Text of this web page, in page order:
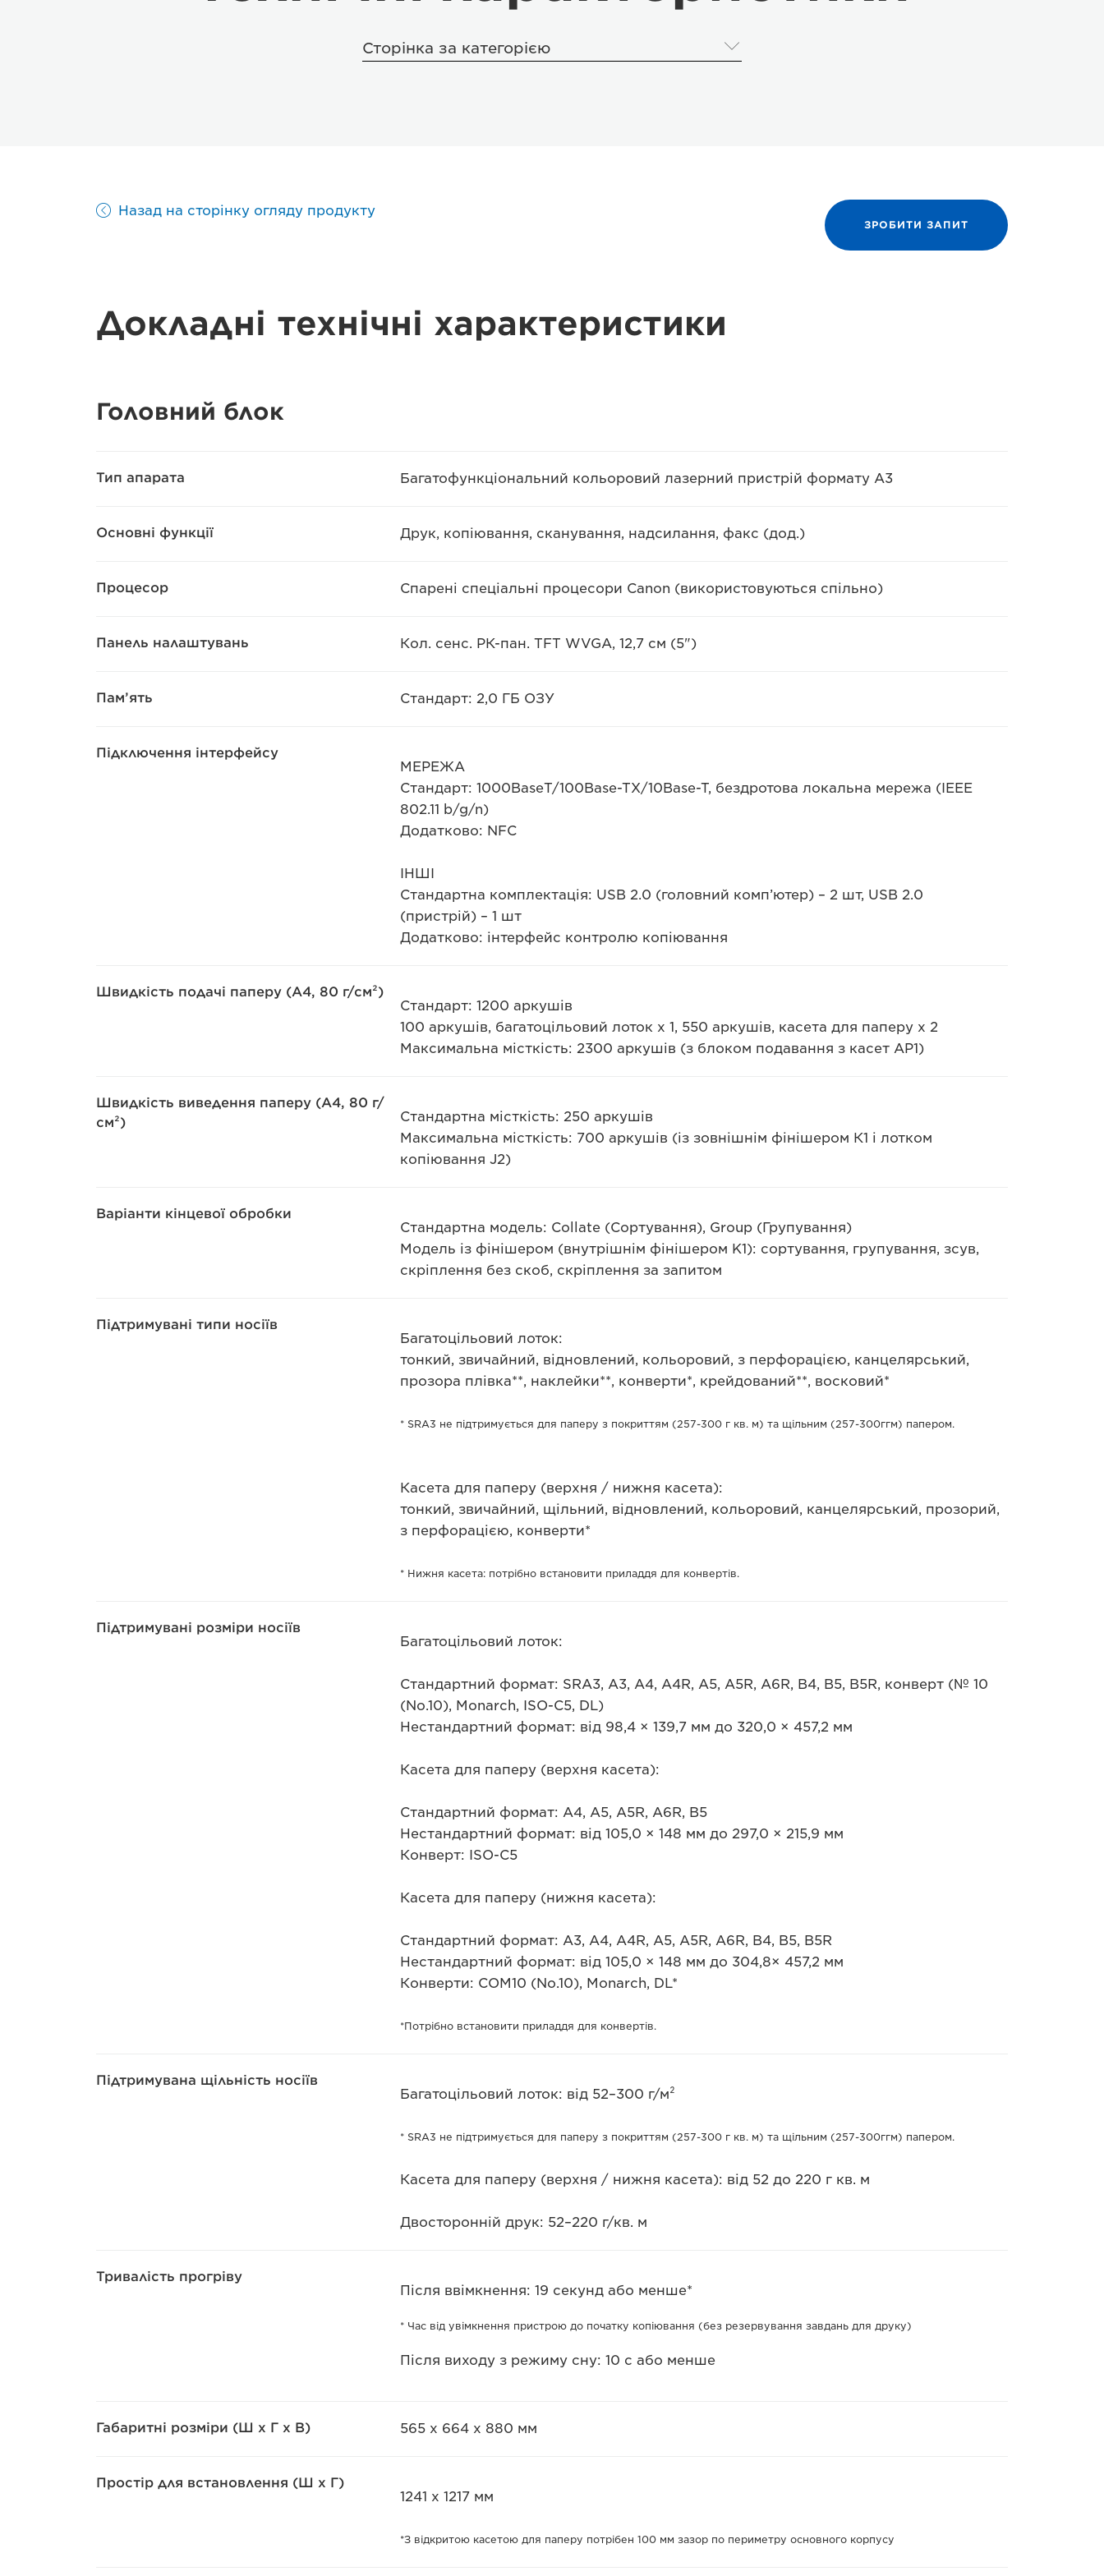
Сторінка за категорією
Назад на сторінку огляду продукту
ЗРОБИТИ ЗАПИТ
Докладні технічні характеристики
Головний блок
Тип апарата Багатофункціональний кольоровий лазерний пристрій формату A3
Основні функції Друк, копіювання, сканування, надсилання, факс (дод.)
Процесор Спарені спеціальні процесори Canon (використовуються спільно)
Панель налаштувань Кол. сенс. РК-пан. TFT WVGA, 12,7 см (5")
Пам’ять Стандарт: 2,0 ГБ ОЗУ
Підключення інтерфейсу
МЕРЕЖА
Стандарт: 1000BaseT/100Base-TX/10Base-T, бездротова локальна мережа (IEEE
802.11 b/g/n)
Додатково: NFC
ІНШІ
Стандартна комплектація: USB 2.0 (головний комп’ютер) – 2 шт, USB 2.0
(пристрій) – 1 шт
Додатково: інтерфейс контролю копіювання
Швидкість подачі паперу (A4, 80 г/см²)
Стандарт: 1200 аркушів
100 аркушів, багатоцільовий лоток х 1, 550 аркушів, касета для паперу х 2
Максимальна місткість: 2300 аркушів (з блоком подавання з касет AP1)
Швидкість виведення паперу (A4, 80 г/
см²)
Стандартна місткість: 250 аркушів
Максимальна місткість: 700 аркушів (із зовнішнім фінішером К1 і лотком
копіювання J2)
Варіанти кінцевої обробки
Стандартна модель: Collate (Сортування), Group (Групування)
Модель із фінішером (внутрішнім фінішером K1): сортування, групування, зсув,
скріплення без скоб, скріплення за запитом
Підтримувані типи носіїв
Багатоцільовий лоток:
тонкий, звичайний, відновлений, кольоровий, з перфорацією, канцелярський,
прозора плівка**, наклейки**, конверти*, крейдований**, восковий*
* SRA3 не підтримується для паперу з покриттям (257-300 г кв. м) та щільним (257-300ггм) папером.
Касета для паперу (верхня / нижня касета):
тонкий, звичайний, щільний, відновлений, кольоровий, канцелярський, прозорий,
з перфорацією, конверти*
* Нижня касета: потрібно встановити приладдя для конвертів.
Підтримувані розміри носіїв
Багатоцільовий лоток:
Стандартний формат: SRA3, A3, A4, A4R, A5, A5R, A6R, B4, B5, B5R, конверт (№ 10
(No.10), Monarch, ISO-C5, DL)
Нестандартний формат: від 98,4 × 139,7 мм до 320,0 × 457,2 мм
Касета для паперу (верхня касета):
Стандартний формат: A4, A5, A5R, A6R, B5
Нестандартний формат: від 105,0 × 148 мм до 297,0 × 215,9 мм
Конверт: ISO-C5
Касета для паперу (нижня касета):
Стандартний формат: A3, A4, A4R, A5, A5R, A6R, B4, B5, B5R
Нестандартний формат: від 105,0 × 148 мм до 304,8× 457,2 мм
Конверти: COM10 (No.10), Monarch, DL*
*Потрібно встановити приладдя для конвертів.
Підтримувана щільність носіїв
Багатоцільовий лоток: від 52–300 г/м²
* SRA3 не підтримується для паперу з покриттям (257-300 г кв. м) та щільним (257-300ггм) папером.
Касета для паперу (верхня / нижня касета): від 52 до 220 г кв. м
Двосторонній друк: 52–220 г/кв. м
Тривалість прогріву
Після ввімкнення: 19 секунд або менше*
* Час від увімкнення пристрою до початку копіювання (без резервування завдань для друку)
Після виходу з режиму сну: 10 с або менше
Габаритні розміри (Ш x Г x В) 565 x 664 x 880 мм
Простір для встановлення (Ш x Г)
1241 x 1217 мм
*З відкритою касетою для паперу потрібен 100 мм зазор по периметру основного корпусу